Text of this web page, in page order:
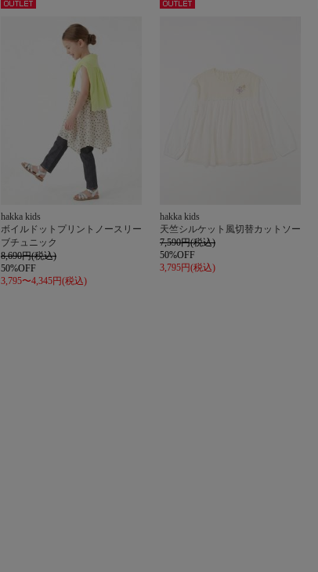
hakka kids
ボイルドットプリントノースリー
ブチュニック
8,690円(税込)
50%OFF
3,795〜4,345円(税込)
hakka kids
天竺シルケット風切替カットソー
7,590円(税込)
50%OFF
3,795円(税込)